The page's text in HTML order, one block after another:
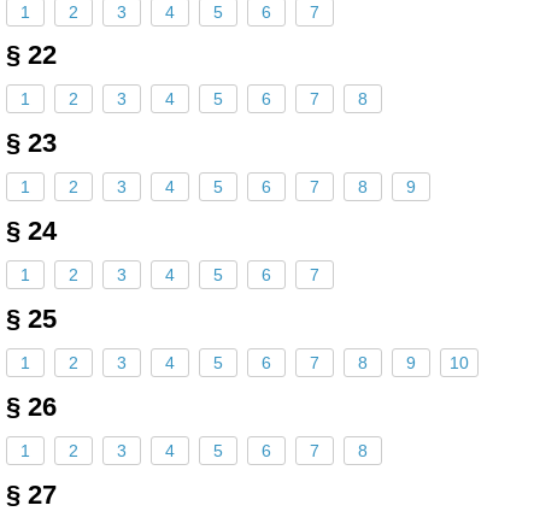
1 2 3 4 5 6 7
§ 22
1 2 3 4 5 6 7 8
§ 23
1 2 3 4 5 6 7 8 9
§ 24
1 2 3 4 5 6 7
§ 25
1 2 3 4 5 6 7 8 9 10
§ 26
1 2 3 4 5 6 7 8
§ 27